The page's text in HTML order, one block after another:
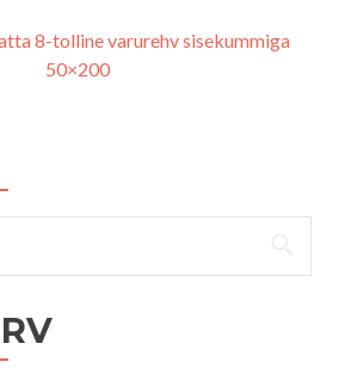
8-tolline varurehv sisekummiga
50×200